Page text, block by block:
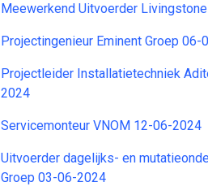
Meewerkend Uitvoerder
Projectingenieur Eminent Groep 06-
Projectleider Installatietechniek
2024
Servicemonteur VNOM 12-06-2024
Uitvoerder dagelijks- en
Groep 03-06-2024